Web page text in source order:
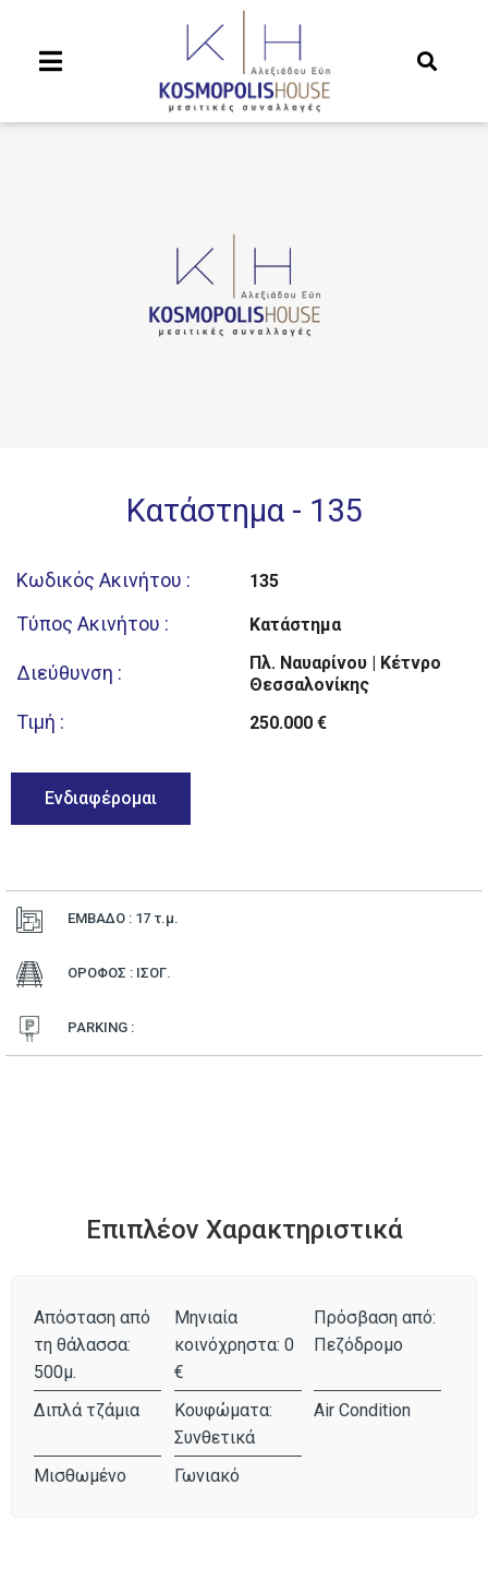
Κατάστημα - 135
Κωδικός Ακινήτου : 135
Τύπος Ακινήτου : Κατάστημα
Διεύθυνση :
Πλ. Ναυαρίνου | Κέτνρο
Θεσσαλονίκης
Τιμή : 250.000 €
Ενδιαφέρομαι
ΕΜΒΑΔΟ : 17 τ.μ.
ΟΡΟΦΟΣ : ΙΣΟΓ.
PARKING :
Επιπλέον Χαρακτηριστικά
Απόσταση από
τη θάλασσα:
500μ.
Μηνιαία
κοινόχρηστα: 0
€
Πρόσβαση από:
Πεζόδρομο
Διπλά τζάμια
Κουφώματα:
Συνθετικά
Air Condition
Μισθωμένο Γωνιακό